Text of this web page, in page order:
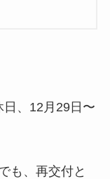
、12月29日〜
も、再交付と